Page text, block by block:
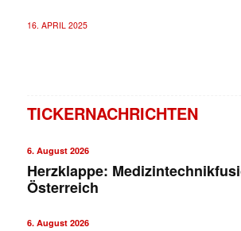
16. APRIL 2025
TICKERNACHRICHTEN
6. August 2026
Herzklappe:
Österreich
6. August 2026